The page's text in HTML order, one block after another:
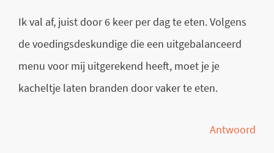
Ik val af, juist door 6 keer per dag te eten. Volgens
de voedingsdeskundige die een uitgebalanceerd
menu voor mij uitgerekend heeft, moet je je
kacheltje laten branden door vaker te eten.
Antwoord